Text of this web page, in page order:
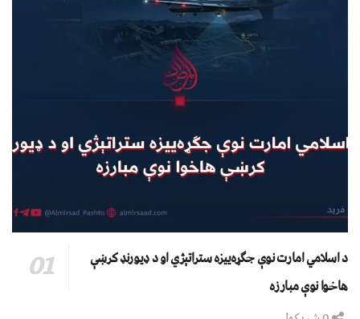
د اسلامي امارت نوې جګړه‌ییزه ستراتېژي او د ډیورنډ کرښې
هاخوا نوې مبارزه